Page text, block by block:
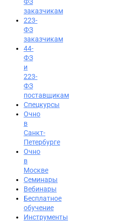
Вход на портал
8 (495) 228-47-43
заказчикам
223-
ФЗ
заказчикам
44-
ФЗ
и
223-
ФЗ
поставщикам
Спецкурсы
Очно
в
Санкт-
Петербурге
Очно
в
Москве
Семинары
Вебинары
Бесплатное
обучение
Инструменты